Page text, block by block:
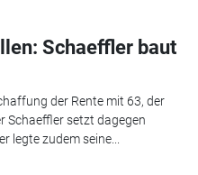
Schaeffler baut
der Rente mit 63, der
Schaeffler setzt dagegen
legte zudem seine...